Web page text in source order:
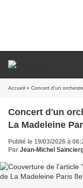
Accueil » Concert d'un
Concert d'un
La Madeleine
Publié le 19/03/2026 à
Par Jean-Michel